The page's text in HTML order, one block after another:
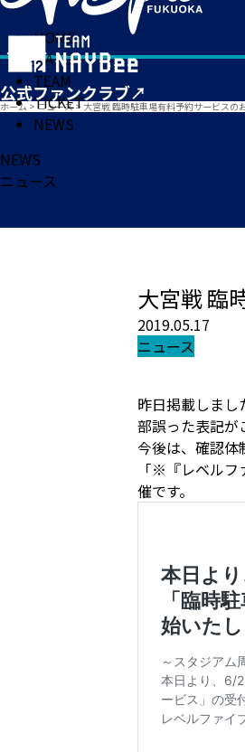
HOME
MATCH
TEAM
TICKET
NEWS
ホーム > ニュース> 大宮戦 臨時駐車場有料予約サービスの
NEWS
ニュース
大宮戦 臨
2019.05.17
ニュース
昨日掲載しま
部誤った表記が
今後は、確認体
「※『レベル
催です。